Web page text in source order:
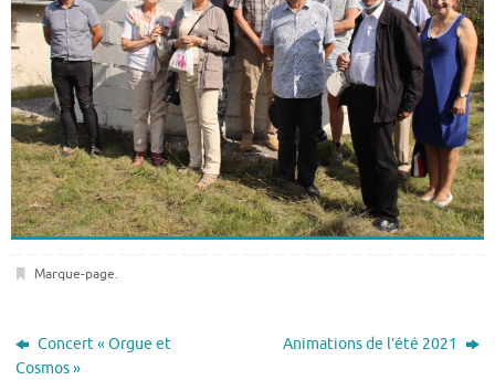
Marque-page.
Concert « Orgue et
Cosmos »
Animations de l’été 2021